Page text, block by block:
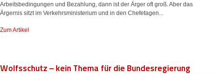
Arbeitsbedingungen und Bezahlung, dann ist der Ärger oft groß. Aber das
Ärgernis sitzt im Verkehrsministerium und in den Chefetagen...
Zum Artikel
Wolfsschutz – kein Thema für die Bundesregierung